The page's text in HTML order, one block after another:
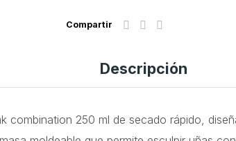
Compartir
Descripción
combination 250 ml de secado rápido,